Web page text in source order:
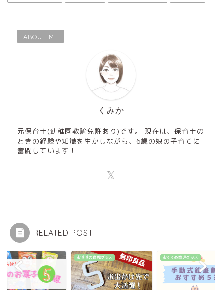
ABOUT ME
くみか
元保育士(幼稚園教諭免許あり)です。 現在は、保育士の
ときの経験や知識を生かしながら、6歳の娘の子育てに
奮闘しています！
RELATED POST
おすすめ育児グッズ おすすめ育児グッズ